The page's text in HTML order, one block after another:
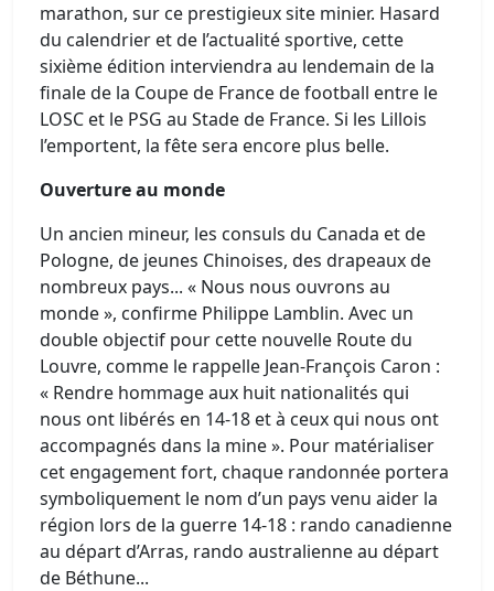
marathon, sur ce prestigieux site minier. Hasard
du calendrier et de l’actualité sportive, cette
sixième édition interviendra au lendemain de la
finale de la Coupe de France de football entre le
LOSC et le PSG au Stade de France. Si les Lillois
l’emportent, la fête sera encore plus belle.
Ouverture au monde
Un ancien mineur, les consuls du Canada et de
Pologne, de jeunes Chinoises, des drapeaux de
nombreux pays... « Nous nous ouvrons au
monde », confirme Philippe Lamblin. Avec un
double objectif pour cette nouvelle Route du
Louvre, comme le rappelle Jean-François Caron :
« Rendre hommage aux huit nationalités qui
nous ont libérés en 14-18 et à ceux qui nous ont
accompagnés dans la mine ». Pour matérialiser
cet engagement fort, chaque randonnée portera
symboliquement le nom d’un pays venu aider la
région lors de la guerre 14-18 : rando canadienne
au départ d’Arras, rando australienne au départ
de Béthune...